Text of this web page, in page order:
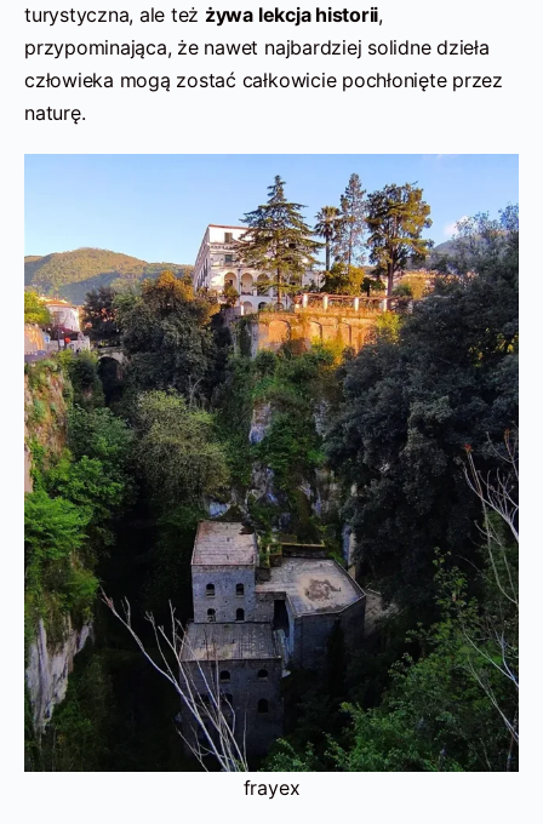
turystyczna, ale też żywa lekcja historii,
przypominająca, że nawet najbardziej solidne dzieła
człowieka mogą zostać całkowicie pochłonięte przez
naturę.
frayex